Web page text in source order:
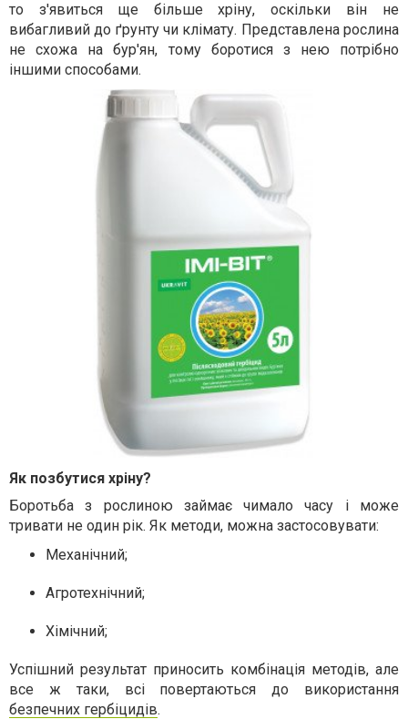
то з'явиться ще більше хріну, оскільки він не
вибагливий до ґрунту чи клімату. Представлена рослина
не схожа на бур'ян, тому боротися з нею потрібно
іншими способами.
Як позбутися хріну?
Боротьба з рослиною займає чимало часу і може
тривати не один рік. Як методи, можна застосовувати:
Механічний;
Агротехнічний;
Хімічний;
Успішний результат приносить комбінація методів, але
все ж таки, всі повертаються до використання
безпечних гербіцидів.